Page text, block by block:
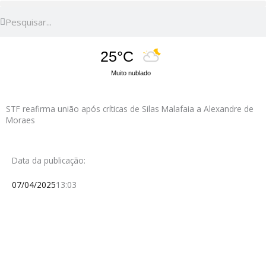
25°C
Muito nublado
STF reafirma união após críticas de Silas Malafaia a Alexandre de
Moraes
Data da publicação:
07/04/202513:03